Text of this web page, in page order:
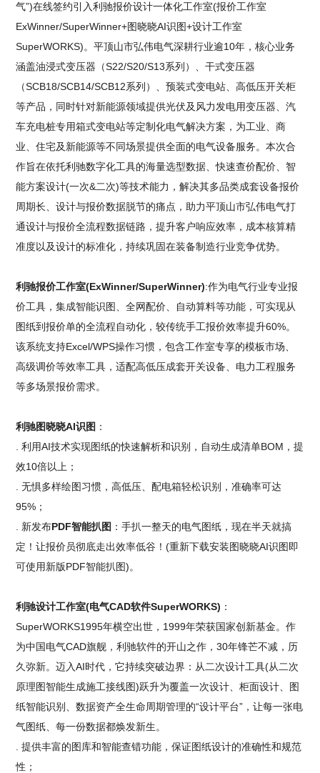
气”)在线签约引入利驰报价设计一体化工作室(报价工作室
ExWinner/SuperWinner+图晓晓AI识图+设计工作室
SuperWORKS)。平顶山市弘伟电气深耕行业逾10年，核心业务
涵盖油浸式变压器（S22/S20/S13系列）、干式变压器
（SCB18/SCB14/SCB12系列）、预装式变电站、高低压开关柜
等产品，同时针对新能源领域提供光伏及风力发电用变压器、汽
车充电桩专用箱式变电站等定制化电气解决方案，为工业、商
业、住宅及新能源等不同场景提供全面的电气设备服务。本次合
作旨在依托利驰数字化工具的海量选型数据、快速查价配价、智
能方案设计(一次&二次)等技术能力，解决其多品类成套设备报价
周期长、设计与报价数据脱节的痛点，助力平顶山市弘伟电气打
通设计与报价全流程数据链路，提升客户响应效率，成本核算精
准度以及设计的标准化，持续巩固在装备制造行业竞争优势。
利驰报价工作室(ExWinner/SuperWinner):作为电气行业专业报
价工具，集成智能识图、全网配价、自动算料等功能，可实现从
图纸到报价单的全流程自动化，较传统手工报价效率提升60%。
该系统支持Excel/WPS操作习惯，包含工作室专享的模板市场、
高级调价等效率工具，适配高低压成套开关设备、电力工程服务
等多场景报价需求。
利驰图晓晓AI识图 ：
. 利用AI技术实现图纸的快速解析和识别，自动生成清单BOM，提
效10倍以上；
. 无惧多样绘图习惯，高低压、配电箱轻松识别，准确率可达
95%；
. 新发布PDF智能扒图 ：手扒一整天的电气图纸，现在半天就搞
定！让报价员彻底走出效率低谷！(重新下载安装图晓晓AI识图即
可使用新版PDF智能扒图)。
利驰设计工作室(电气CAD软件SuperWORKS) ：
SuperWORKS1995年横空出世，1999年荣获国家创新基金。作
为中国电气CAD旗舰，利驰软件的开山之作，30年锋芒不减，历
久弥新。迈入AI时代，它持续突破边界：从二次设计工具(从二次
原理图智能生成施工接线图)跃升为覆盖一次设计、柜面设计、图
纸智能识别、数据资产全生命周期管理的“设计平台”，让每一张电
气图纸、每一份数据都焕发新生。
. 提供丰富的图库和智能查错功能，保证图纸设计的准确性和规范
性；